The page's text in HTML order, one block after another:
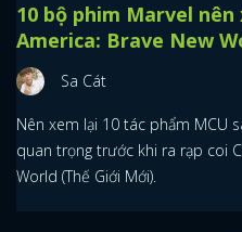
10 bộ phim Marvel
America: Brave New
Sa Cát
Nên xem lại 10 tác phẩm MCU
quan trọng trước khi ra rạp coi
World (Thế Giới Mới).